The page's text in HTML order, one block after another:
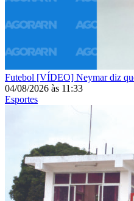
Futebol [VÍDEO] Neymar diz
04/08/2026 às 11:33
Esportes